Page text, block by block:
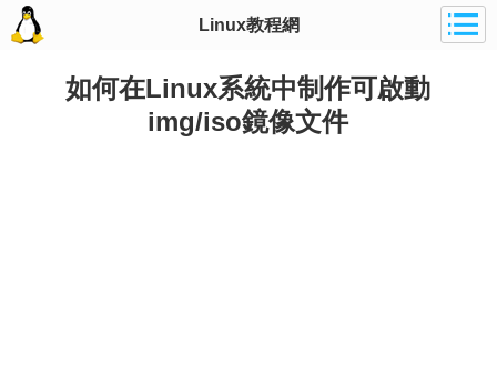
Linux教程網
如何在Linux系統中制作可啟動
img/iso鏡像文件